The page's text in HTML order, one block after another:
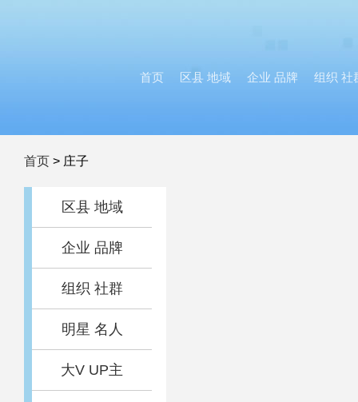
首页 区县 地域 企业 品牌 组织 社
首页 > 庄子
区县 地域
企业 品牌
组织 社群
明星 名人
大V UP主